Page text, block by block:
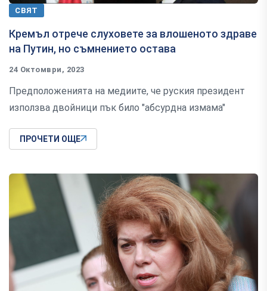
СВЯТ
Кремъл отрече слуховете за влошеното здраве
на Путин, но съмнението остава
24 Октомври, 2023
Предположенията на медиите, че руския президент
използва двойници пък било "абсурдна измама"
ПРОЧЕТИ ОЩЕ